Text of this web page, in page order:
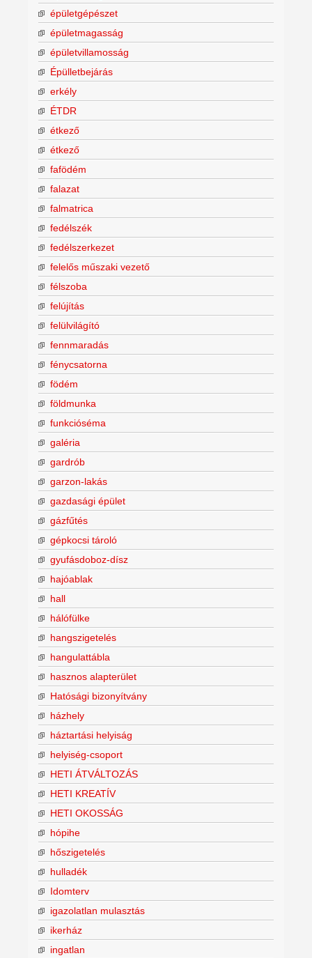
épületgépészet
épületmagasság
épületvillamosság
Épülletbejárás
erkély
ÉTDR
étkező
étkező
fafödém
falazat
falmatrica
fedélszék
fedélszerkezet
felelős műszaki vezető
félszoba
felújítás
felülvilágító
fennmaradás
fénycsatorna
födém
földmunka
funkcióséma
galéria
gardrób
garzon-lakás
gazdasági épület
gázfűtés
gépkocsi tároló
gyufásdoboz-dísz
hajóablak
hall
hálófülke
hangszigetelés
hangulattábla
hasznos alapterület
Hatósági bizonyítvány
házhely
háztartási helyiság
helyiség-csoport
HETI ÁTVÁLTOZÁS
HETI KREATÍV
HETI OKOSSÁG
hópihe
hőszigetelés
hulladék
Idomterv
igazolatlan mulasztás
ikerház
ingatlan